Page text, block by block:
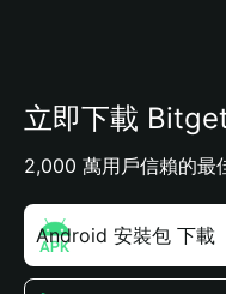
立即下載
2,000 萬用戶信賴的最
Android 安裝包 下載